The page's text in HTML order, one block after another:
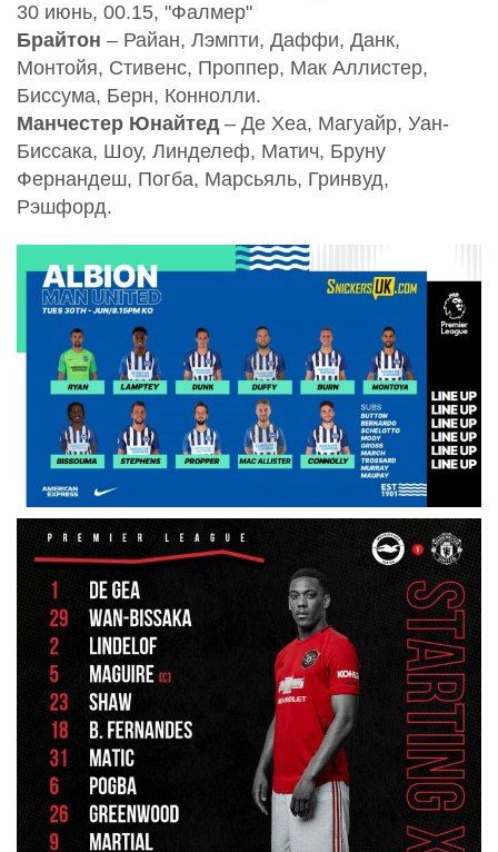
30 июнь, 00.15, "Фалмер"
Брайтон – Райан, Лэмпти, Даффи, Данк,
Монтойя, Стивенс, Проппер, Мак Аллистер,
Биссума, Берн, Коннолли.
Манчестер Юнайтед – Де Хеа, Магуайр, Уан-
Биссака, Шоу, Линделеф, Матич, Бруну
Фернандеш, Погба, Марсьяль, Гринвуд,
Рэшфорд.